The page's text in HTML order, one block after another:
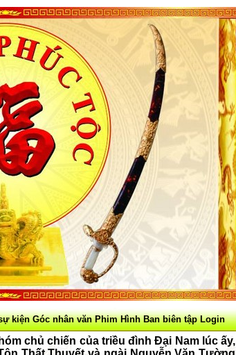
kiện Góc nhân văn Phim Hình Ban biên tập Login
chủ chiến của triều đình Đại Nam lúc ấy,